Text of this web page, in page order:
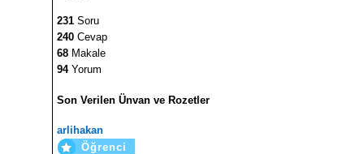
231 Soru
240 Cevap
68 Makale
94Yorum
Son Verilen Ünvan ve Rozetler
arlihakan
Öğrenci